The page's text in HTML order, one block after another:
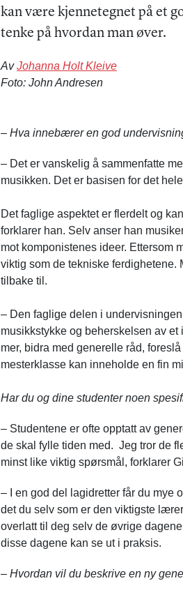
kan være kjennetegnet på et
tenke på hvordan man øver.
AvJohanna Holt Kleive
Foto: John Andresen
– Hva innebærer en god
– Det er vanskelig å sammenfatte
musikken. Det er basisen for det
Det faglige aspektet er flerdelt og
forklarer han. Selv anser han
mot komponistenes ideer. Ettersom
viktig som de tekniske ferdighetene.
tilbake til.
– Den faglige delen i
musikkstykke og beherskelsen av
mer, bidra med generelle råd,
mesterklasse kan inneholde en fin
Har du og dine studenter noen
– Studentene er ofte opptatt av
de skal fylle tiden med. Jeg tror de
minst like viktig spørsmål, forklarer
– I en god del lagidretter får du mye
detdu selvsom er den viktigste
overlatt til deg selv de øvrige
disse dagene kan se ut i praksis.
– Hvordan vil du beskrive en ny